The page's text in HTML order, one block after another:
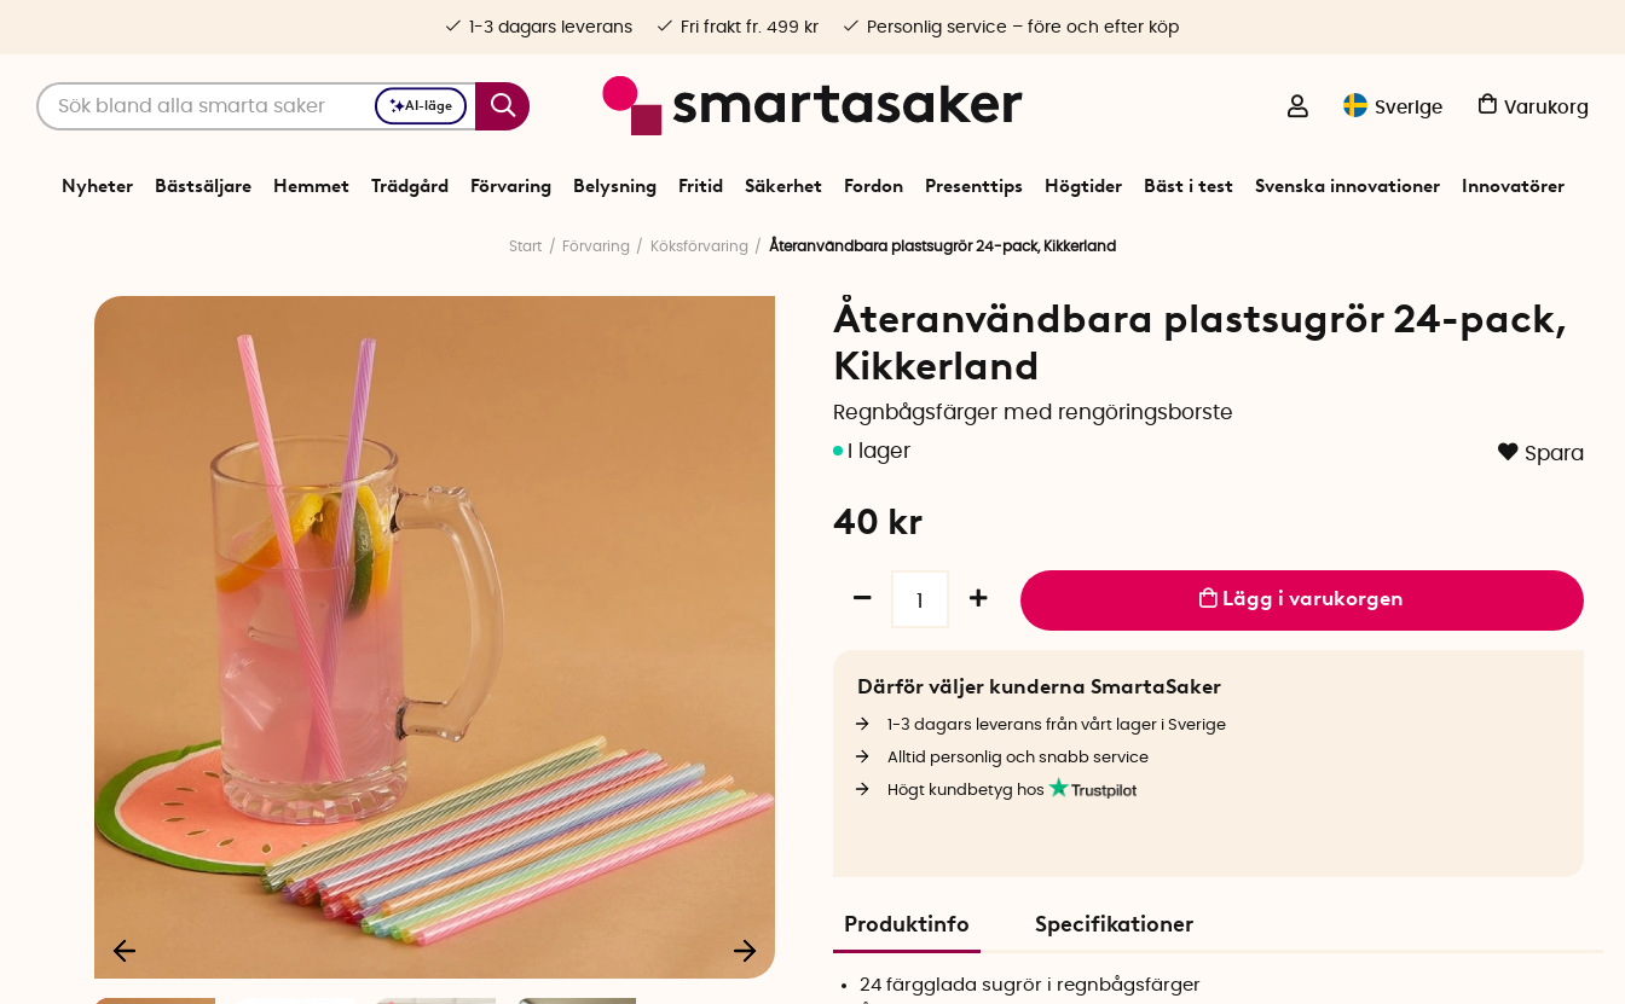
AI-läge Sverige Varukorg
Nyheter Bästsäljare Hemmet Trädgård Förvaring Belysning Fritid Säkerhet Fordon Presenttips Högtider Bäst i test Svenska innovationer Innovatörer
1-3 dagars leverans Fri frakt fr. 499 kr Personlig service – före och efter köp
Start Förvaring Köksförvaring Återanvändbara plastsugrör 24-pack, Kikkerland
Återanvändbara plastsugrör 24-pack,
Kikkerland
Regnbågsfärger med rengöringsborste
Spara
40 kr
Lägg i varukorgen
Därför väljer kunderna SmartaSaker
1-3 dagars leverans från vårt lager i Sverige
Alltid personlig och snabb service
Högt kundbetyg hos
Produktinfo Specifikationer
24 färgglada sugrör i regnbågsfärger